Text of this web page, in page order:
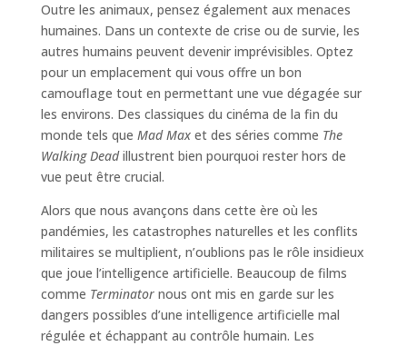
Outre les animaux, pensez également aux menaces
humaines. Dans un contexte de crise ou de survie, les
autres humains peuvent devenir imprévisibles. Optez
pour un emplacement qui vous offre un bon
camouflage tout en permettant une vue dégagée sur
les environs. Des classiques du cinéma de la fin du
monde tels que Mad Maxet des séries comme The
Walking Deadillustrent bien pourquoi rester hors de
vue peut être crucial.
Alors que nous avançons dans cette ère où les
pandémies, les catastrophes naturelles et les conflits
militaires se multiplient, n’oublions pas le rôle insidieux
que joue l’intelligence artificielle. Beaucoup de films
comme Terminatornous ont mis en garde sur les
dangers possibles d’une intelligence artificielle mal
régulée et échappant au contrôle humain. Les